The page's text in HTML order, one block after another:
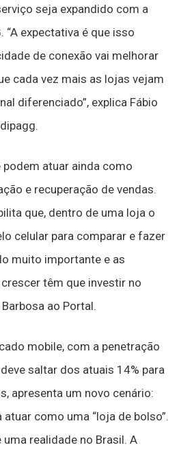
seja expandido com a
expectativa é que isso
de conexão vai melhorar
cada vez mais as lojas vejam
diferenciado”, explica Fábio
atuar ainda como
e recuperação de vendas.
que, dentro de uma loja o
celular para comparar e fazer
muito importante e as
têm que investir no
ao Portal.
mobile, com a penetração
saltar dos atuais 14% para
apresenta um novo cenário:
como uma “loja de bolso”.
uma realidade no Brasil. A